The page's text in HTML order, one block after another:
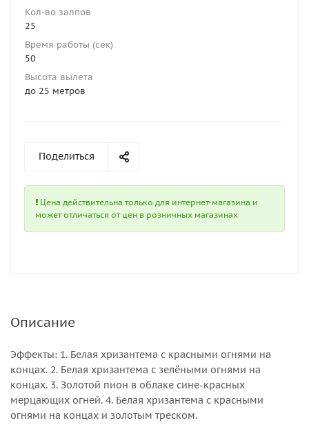
Кол-во залпов
25
Время работы (сек)
50
Высота вылета
до 25 метров
Поделиться
Цена действительна только для интернет-магазина и
может отличаться от цен в розничных магазинах
Описание
Эффекты: 1. Белая хризантема с красными огнями на
концах. 2. Белая хризантема с зелёными огнями на
концах. 3. Золотой пион в облаке сине-красных
мерцающих огней. 4. Белая хризантема с красными
огнями на концах и золотым треском.